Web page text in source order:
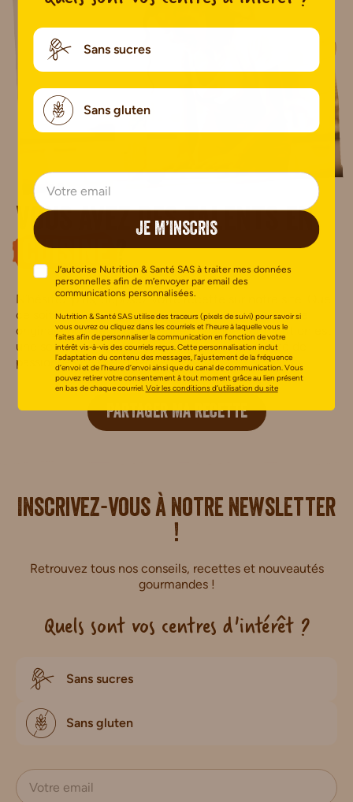
Vous avez des talents en
cuisine?
N’hésitez plus, déposez votre recette sur notre site. Que
ce soit un plat salé, une douceur sucrée ou une idée
originale pour le petit-déjeuner, chaque contribution est
une source d’inspiration pour notre communauté de
passionnés de bien-manger.
PARTAGER MA RECETTE
Inscrivez-vous à notre newsletter
!
Retrouvez tous nos conseils, recettes et nouveautés
gourmandes !
Quels sont vos centres d'intérêt ?
Sans sucres
Sans gluten
Sans sucres
Sans gluten
JE M’INSCRIS
J’autorise Nutrition & Santé SAS à traiter mes données
personnelles afin de m’envoyer par email des
communications personnalisées.
Nutrition & Santé SAS utilise des traceurs (pixels de suivi) pour savoir si
vous ouvrez ou cliquez dans les courriels et l’heure à laquelle vous le
faites afin de personnaliser la communication en fonction de votre
intérêt vis-à-vis des courriels reçus. Cette personnalisation inclut
l’adaptation du contenu des messages, l’ajustement de la fréquence
d’envoi et de l’heure d’envoi ainsi que du canal de communication. Vous
pouvez retirer votre consentement à tout moment grâce au lien présent
en bas de chaque courriel.Voir les conditions d’utilisation du site